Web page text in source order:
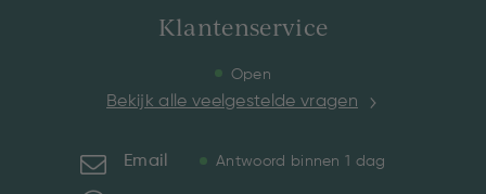
Klantenservice
Open
Bekijk alle veelgestelde vragen
Email Antwoord binnen 1 dag